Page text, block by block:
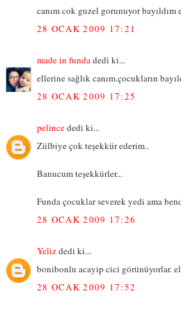
canım cok guzel gorunuyor bayıldım
28 OCAK 2009 17:21
made in funda dedi ki...
ellerine sağlık canım.çocukların
28 OCAK 2009 17:25
pelincededi ki...
Zülbiye çok teşekkür ederim..
Banucum teşekkürler...
Funda çocuklar severek yedi ama
28 OCAK 2009 17:26
Yelizdedi ki...
bonibonlu acayip cici görünüyorlar.
28 OCAK 2009 17:52